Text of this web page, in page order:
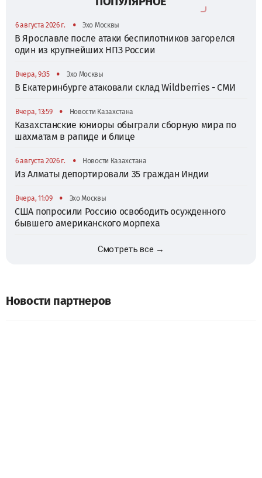
6 августа 2026 г. • Эхо Москвы
В Ярославле после атаки беспилотников загорелся
один из крупнейших НПЗ России
Вчера, 9:35 • Эхо Москвы
В Екатеринбурге атаковали склад Wildberries - СМИ
Вчера, 13:59 • Новости Казахстана
Казахстанские юниоры обыграли сборную мира по
шахматам в рапиде и блице
6 августа 2026 г. • Новости Казахстана
Из Алматы депортировали 35 граждан Индии
Вчера, 11:09 • Эхо Москвы
США попросили Россию освободить осужденного
бывшего американского морпеха
Смотреть все →
Новости партнеров